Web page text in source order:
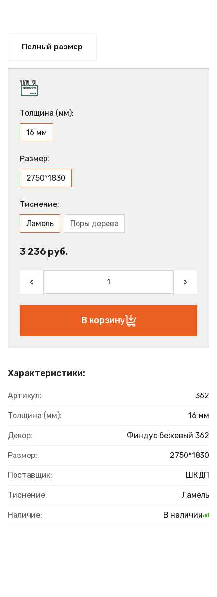
Полный размер
Характеристики:
Артикул: 362
Толщина (мм): 16 мм
Декор: Финдус бежевый 362
Размер: 2750*1830
Поставщик: ШКДП
Тиснение: Ламель
Наличие: В наличии
Толщина (мм):
16 мм
Размер:
2750*1830
Тиснение:
Ламель Поры дерева
3 236 руб.
В корзину